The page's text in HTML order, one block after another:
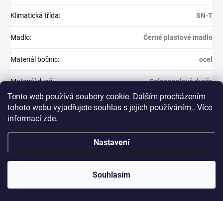
Tento web používá soubory cookie. Dalším procházením
tohoto webu vyjadřujete souhlas s jejich používáním.. Více
informací zde.
Nastavení
Souhlasím
Klimatická třída: SN-T
Madlo: Černé plastové madlo
Materiál bočnic: ocel
Materiál dveří: Celopanelové dveře
Materiál nádoby : Plast, šedý grafit
plochy, zóna na
Dřevěné výsuvné police